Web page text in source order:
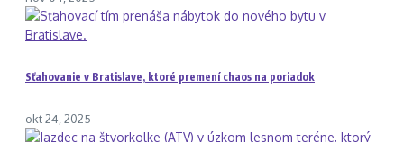
Sťahovanie v Bratislave, ktoré premení chaos na poriadok
okt 24, 2025